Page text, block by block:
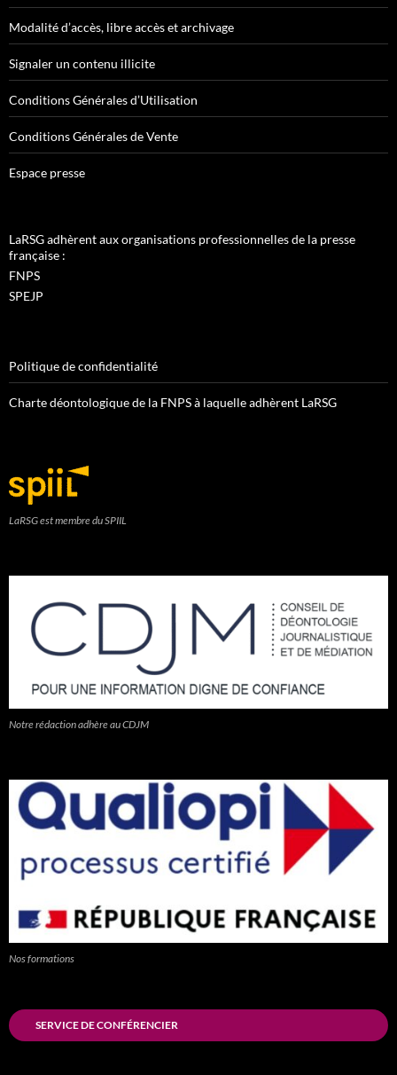
Modalité d’accès, libre accès et archivage
Signaler un contenu illicite
Conditions Générales d’Utilisation
Conditions Générales de Vente
Espace presse
LaRSG adhèrent aux organisations professionnelles de la presse
française :
FNPS
SPEJP
Politique de confidentialité
Charte déontologique de la FNPS à laquelle adhèrent LaRSG
LaRSG est membre du SPIIL
Notre rédaction adhère au CDJM
Nos formations
SERVICE DE CONFÉRENCIER